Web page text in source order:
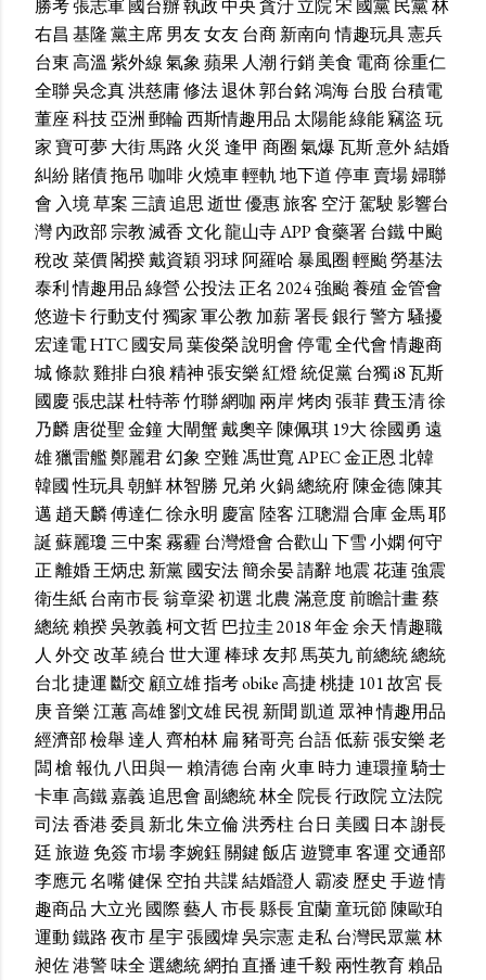
勝考張志軍國台辦執政中央貪汙立院宋 國黨民黨林
右昌 基隆黨主席男友女友台商新南向 情趣玩具憲兵
台東高溫 紫外線氣象蘋果 人潮行銷美食 電商徐重仁
全聯吳念真洪慈庸修法退休郭台銘鴻海台股 台積電
董座科技亞洲郵輪西斯情趣用品 太陽能綠能竊盜玩
家寶可夢大街馬路 火災 逢甲 商圈氣爆瓦斯意外結婚
糾紛賭債拖吊 咖啡火燒車輕軌地下道停車賣場婦聯
會 入境草案三讀追思逝世優惠旅客 空汙駕駛影響台
灣內政部宗教滅香文化龍山寺APP食藥署台鐵中颱
稅改菜價閣揆戴資穎羽球阿羅哈暴風圈輕颱勞基法
泰利情趣用品綠營公投法正名 2024強颱養殖金管會
悠遊卡行動支付獨家軍公教 加薪署長銀行警方騷擾
宏達電HTC國安局葉俊榮說明會停電全代會情趣商
城條款雞排白狼精神張安樂紅燈統促黨台獨i8瓦斯
國慶張忠謀杜特蒂竹聯網咖 兩岸烤肉張菲費玉清徐
乃麟唐從聖金鐘大閘蟹戴奧辛陳佩琪 19大徐國勇 遠
雄獵雷艦鄭麗君幻象 空難馮世寬APEC金正恩北韓
韓國性玩具朝鮮林智勝 兄弟 火鍋總統府陳金德陳其
邁 趙天麟傅達仁徐永明 慶富 陸客江聰淵合庫金馬耶
誕蘇麗瓊三中案霧霾 台灣燈會合歡山下雪小嫻何守
正離婚王炳忠 新黨國安法簡余晏請辭地震花蓮強震
衛生紙台南市長翁章梁初選北農滿意度前瞻計畫蔡
總統賴揆吳敦義柯文哲巴拉圭2018年金余天情趣職
人 外交改革繞台 世大運棒球友邦馬英九前總統總統
台北捷運斷交 顧立雄指考obike高捷桃捷 101故宮長
庚音樂江蕙高雄劉文雄民視新聞凱道 眾神情趣用品
經濟部檢舉達人 齊柏林 扁豬哥亮台語低薪張安樂老
闆槍報仇 八田與一賴清德台南火車時力 連環撞騎士
卡車高鐵嘉義追思會副總統林全院長行政院立法院
司法香港委員 新北朱立倫洪秀柱 台日 美國 日本謝長
廷旅遊 免簽市場李婉鈺關鍵飯店遊覽車客運交通部
李應元名嘴健保空拍共諜結婚證人 霸凌 歷史 手遊情
趣商品 大立光國際藝人 市長縣長宜蘭童玩節陳歐珀
運動鐵路夜市星宇張國煒吳宗憲走私台灣民眾黨林
昶佐港警味全選總統網拍直播連千毅兩性教育賴品